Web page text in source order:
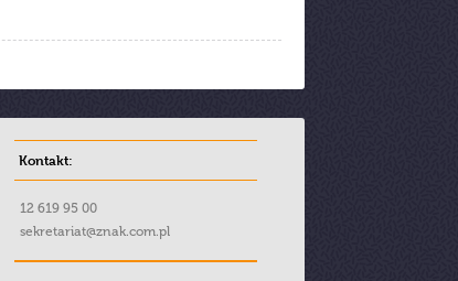
Kontakt:
12 619 95 00
sekretariat@znak.com.pl